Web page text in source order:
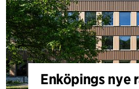
Enköpings nye